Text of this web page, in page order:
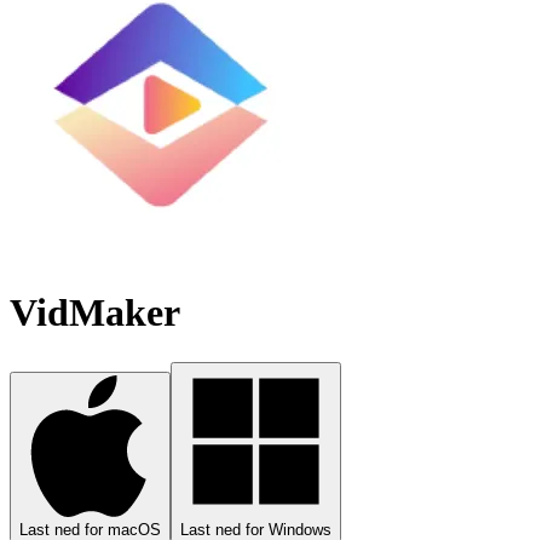
VidMaker
Last ned for macOS Last ned for Windows